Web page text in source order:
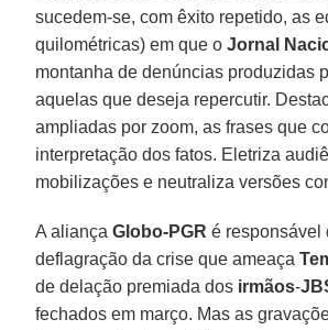
sucedem-se, com êxito repetido, as
quilométricas) em que o Jornal
montanha de denúncias produzidas
aquelas que deseja repercutir.
ampliadas por zoom, as frases que
interpretação dos fatos. Eletriza
mobilizações e neutraliza versões
A aliança Globo-PGR é responsável
deflagração da crise que ameaça
de delação premiada dos irmãos-
fechados em março. Mas as